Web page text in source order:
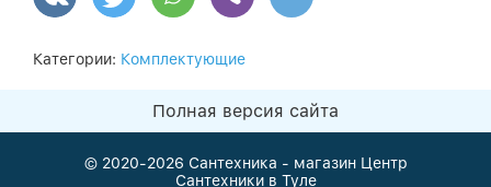
Категории: Комплектующие
Полная версия сайта
© 2020-2026 Сантехника - магазин Центр
Сантехники в Туле